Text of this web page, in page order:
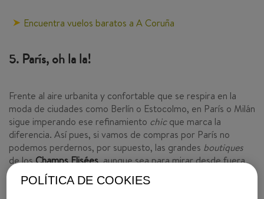
Encuentra vuelos baratos a A Coruña
5. París, oh la la!
Frente al aire urbanita y confortable que se respira en la
moda de ciudades como Berlín o Estocolmo, en París o Milán
sigue imperando ese refinamiento chicque marca la
diferencia. Así pues, si vamos de compras por París no
podemos perdernos, por supuesto, las grandes boutiques
de losChamps Elisées, aunque sea para mirar desde fuera
los escaparates repletos de prendas que nunca podremos
permitirnos.
POLÍTICA DE COOKIES